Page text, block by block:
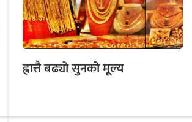
ह्वात्तै बढ्यो सुनको मूल्य